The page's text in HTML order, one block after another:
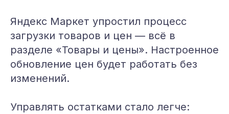
Яндекс Маркет упростил процесс
загрузки товаров и цен — всё в
разделе «Товары и цены». Настроенное
обновление цен будет работать без
изменений.
Управлять остатками стало легче: